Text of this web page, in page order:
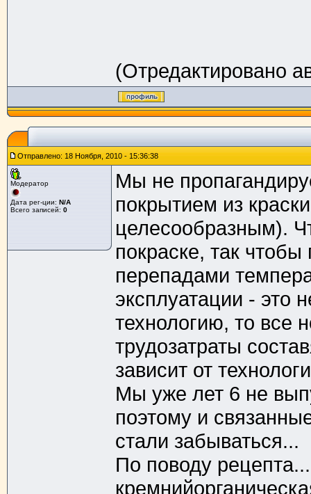
(Отредактировано
Отправлено: 18 Ноября, 2010 - 15:36:38
Модератор
Дата рег-ции: N/A
Всего записей: 0
Мы не
покрытием из
целесообразным).
покраске, так
перепадами
эксплуатации - это
технологию, то все
трудозатраты
зависит от
Мы уже лет 6 не
поэтому и
стали забываться...
По поводу